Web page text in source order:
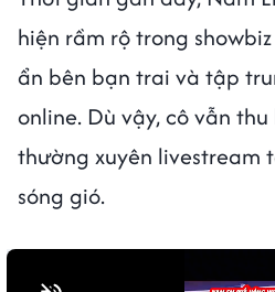
hiện rầm rộ trong
ẩn bên bạn trai và tập
online. Dù vậy, cô vẫn
thường xuyên livestream
sóng gió.